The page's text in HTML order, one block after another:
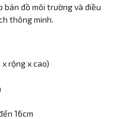
bản đồ môi trường và điều
thông minh.
x rộng x cao)
16cm